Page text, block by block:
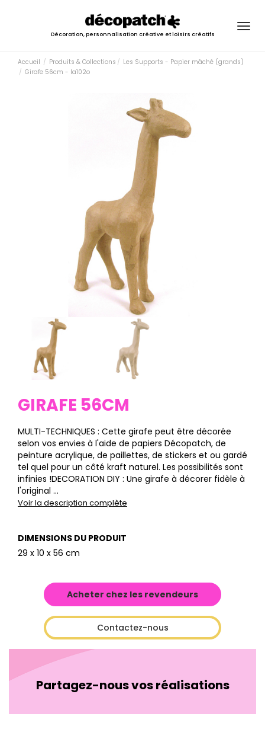
Décoration, personnalisation créative et loisirs créatifs
Accueil Produits & Collections
Les Supports - Papier mâché (grands)
Girafe 56cm - la102o
GIRAFE 56CM
MULTI-TECHNIQUES : Cette girafe peut être décorée
selon vos envies à l'aide de papiers Décopatch, de
peinture acrylique, de paillettes, de stickers et ou gardé
tel quel pour un côté kraft naturel. Les possibilités sont
infinies !DECORATION DIY : Une girafe à décorer fidèle à
l'original ...
Voir la description complète
DIMENSIONS DU PRODUIT
29 x 10 x 56 cm
Acheter chez les revendeurs
Contactez-nous
Partagez-nous vos réalisations